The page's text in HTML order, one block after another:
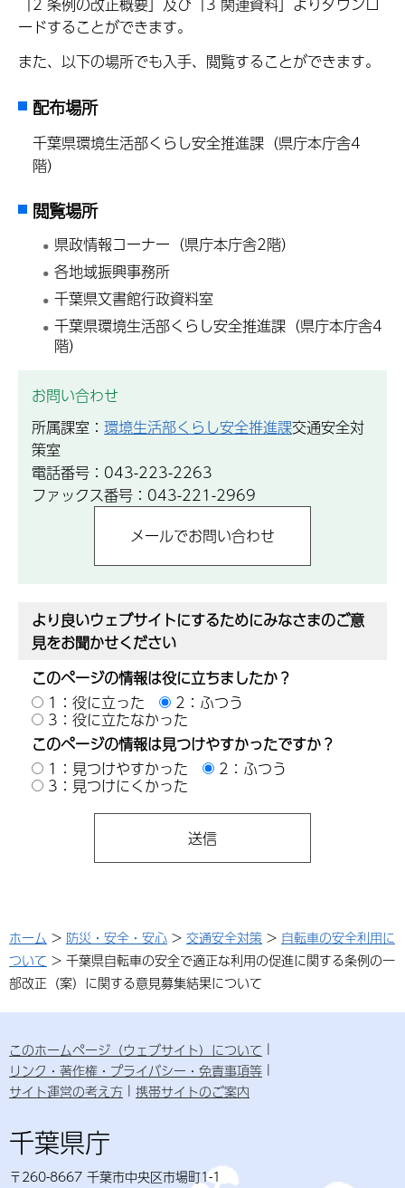
ードすることができます。
また、以下の場所でも入手、閲覧することができます。
配布場所
千葉県環境生活部くらし安全推進課（県庁本庁舎4
階）
閲覧場所
県政情報コーナー（県庁本庁舎2階）
各地域振興事務所
千葉県文書館行政資料室
千葉県環境生活部くらし安全推進課（県庁本庁舎4
階）
お問い合わせ
所属課室： 環境生活部くらし安全推進課交通安全対
策室
電話番号：043-223-2263
ファックス番号：043-221-2969
より良いウェブサイトにするためにみなさまのご意
見をお聞かせください
このページの情報は役に立ちましたか？
1：役に立った
2：ふつう
3：役に立たなかった
このページの情報は見つけやすかったですか？
1：見つけやすかった
2：ふつう
3：見つけにくかった
ホーム > 防災・安全・安心 > 交通安全対策 > 自転車の安全利用に
ついて > 千葉県自転車の安全で適正な利用の促進に関する条例の一
部改正（案）に関する意見募集結果について
このホームページ（ウェブサイト）について
リンク・著作権・プライバシー・免責事項等
サイト運営の考え方
携帯サイトのご案内
千葉県庁
〒260-8667 千葉市中央区市場町1-1